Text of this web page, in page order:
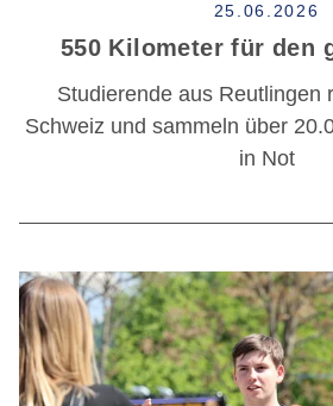
25.06.2026
550 Kilometer für den
Studierende aus Reutlingen
Schweiz und sammeln über
in Not